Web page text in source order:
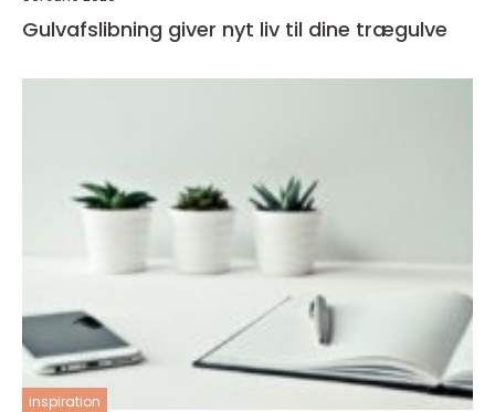
Gulvafslibning giver nyt liv til dine trægulve
inspiration